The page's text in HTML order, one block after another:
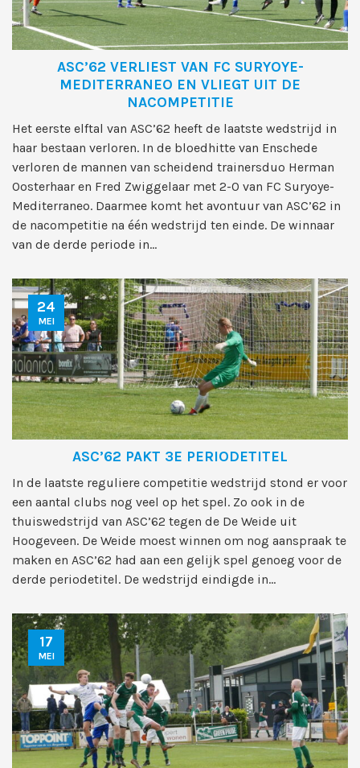
ASC’62 VERLIEST VAN FC SURYOYE-
MEDITERRANEO EN VLIEGT UIT DE
NACOMPETITIE
Het eerste elftal van ASC’62 heeft de laatste wedstrijd in
haar bestaan verloren. In de bloedhitte van Enschede
verloren de mannen van scheidend trainersduo Herman
Oosterhaar en Fred Zwiggelaar met 2-0 van FC Suryoye-
Mediterraneo. Daarmee komt het avontuur van ASC’62 in
de nacompetitie na één wedstrijd ten einde. De winnaar
van de derde periode in...
24
MEI
ASC’62 PAKT 3E PERIODETITEL
In de laatste reguliere competitie wedstrijd stond er voor
een aantal clubs nog veel op het spel. Zo ook in de
thuiswedstrijd van ASC’62 tegen de De Weide uit
Hoogeveen. De Weide moest winnen om nog aanspraak te
maken en ASC’62 had aan een gelijk spel genoeg voor de
derde periodetitel. De wedstrijd eindigde in...
17
MEI